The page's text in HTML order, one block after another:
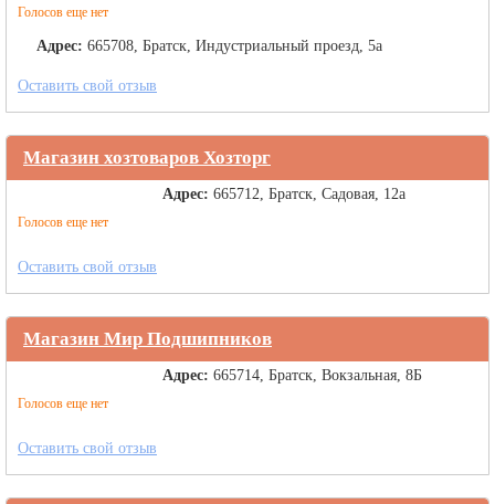
Голосов еще нет
Адрес: 665708, Братск, Индустриальный проезд, 5а
Оставить свой отзыв
Магазин хозтоваров Хозторг
Голосов еще нет
Адрес: 665712, Братск, Садовая, 12а
Оставить свой отзыв
Магазин Мир Подшипников
Голосов еще нет
Адрес: 665714, Братск, Вокзальная, 8Б
Оставить свой отзыв